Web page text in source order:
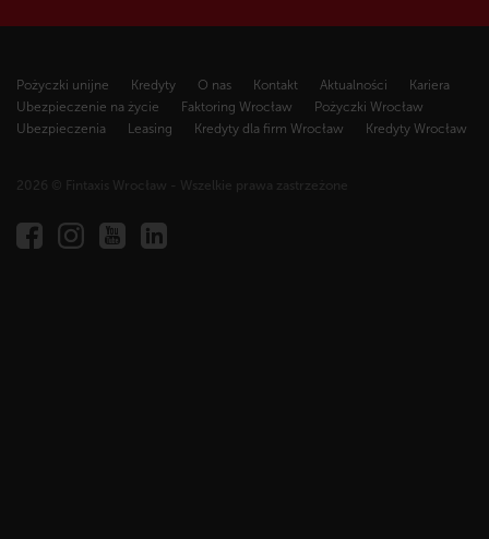
Pożyczki unijne Kredyty O nas Kontakt Aktualności
Kariera
Ubezpieczenie na życie
Faktoring Wrocław
Pożyczki Wrocław
Ubezpieczenia
Leasing Kredyty dla firm Wrocław Kredyty Wrocław
2026 © Fintaxis Wrocław - Wszelkie prawa zastrzeżone